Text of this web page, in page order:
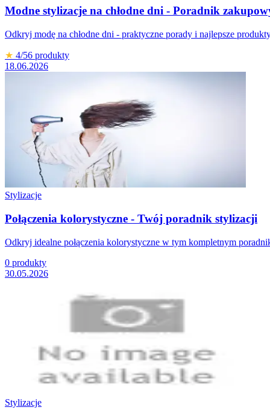
Modne stylizacje na chłodne dni - Poradnik
Odkryj modę na chłodne dni - praktyczne porady i najlepsze
★ 4/56 produkty
18.06.2026
Stylizacje
Połączenia kolorystyczne - Twój poradnik stylizacji
Odkryj idealne połączenia kolorystyczne w tym kompletnym
0 produkty
30.05.2026
Stylizacje